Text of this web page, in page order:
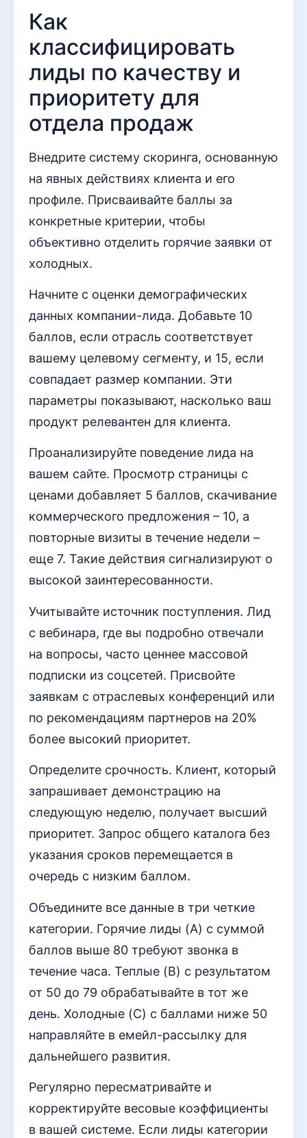
Как
классифицировать
лиды по качеству и
приоритету для
отдела продаж
Внедрите систему скоринга, основанную
на явных действиях клиента и его
профиле. Присваивайте баллы за
конкретные критерии, чтобы
объективно отделить горячие заявки от
холодных.
Начните с оценки демографических
данных компании-лида. Добавьте 10
баллов, если отрасль соответствует
вашему целевому сегменту, и 15, если
совпадает размер компании. Эти
параметры показывают, насколько ваш
продукт релевантен для клиента.
Проанализируйте поведение лида на
вашем сайте. Просмотр страницы с
ценами добавляет 5 баллов, скачивание
коммерческого предложения – 10, а
повторные визиты в течение недели –
еще 7. Такие действия сигнализируют о
высокой заинтересованности.
Учитывайте источник поступления. Лид
с вебинара, где вы подробно отвечали
на вопросы, часто ценнее массовой
подписки из соцсетей. Присвойте
заявкам с отраслевых конференций или
по рекомендациям партнеров на 20%
более высокий приоритет.
Определите срочность. Клиент, который
запрашивает демонстрацию на
следующую неделю, получает высший
приоритет. Запрос общего каталога без
указания сроков перемещается в
очередь с низким баллом.
Объедините все данные в три четкие
категории. Горячие лиды (A) с суммой
баллов выше 80 требуют звонка в
течение часа. Теплые (B) с результатом
от 50 до 79 обрабатывайте в тот же
день. Холодные (C) с баллами ниже 50
направляйте в емейл-рассылку для
дальнейшего развития.
Регулярно пересматривайте и
корректируйте весовые коэффициенты
в вашей системе. Если лиды категории